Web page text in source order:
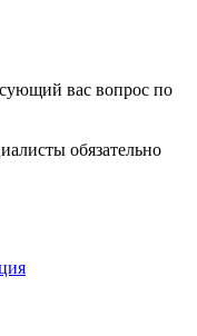
вас вопрос по
обязательно